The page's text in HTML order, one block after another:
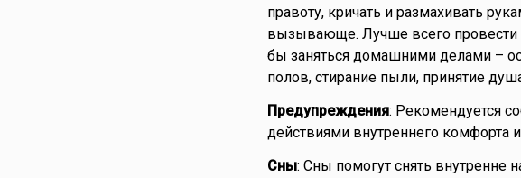
правоту, кричать и размахивать
вызывающе. Лучше всего провести
бы заняться домашними делами –
полов, стирание пыли, принятие
Предупреждения: Рекомендуется
действиями внутреннего комфорта
Сны: Сны помогут снять внутренне